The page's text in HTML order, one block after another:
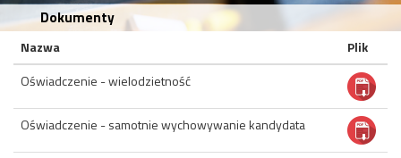
Dokumenty
Nazwa
Plik
Oświadczenie - wielodzietność
Oświadczenie - samotnie wychowywanie kandydata